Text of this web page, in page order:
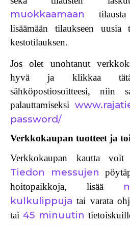
muokkaamaan tilausta
lisäämään tilaukseen uusia
kestotilauksen.
Jos olet unohtanut
hyvä ja klikkaa
sähköpostiosoitteesi, niin
palauttamiseksi
password/
Verkkokaupan tuotteet ja
Verkkokaupan kautta voit
Tiedon messujen
hoitopaikkoja, lisää
kulkulippuja tai varata
tai45 minuutin